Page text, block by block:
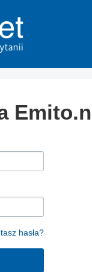
hasła?